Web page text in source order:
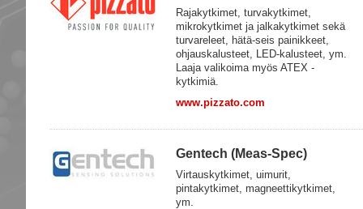
Rajakytkimet, turvakytkimet,
mikrokytkimet ja jalkakytkimet sekä
turvareleet, hätä-seis painikkeet,
ohjauskalusteet, LED-kalusteet, ym.
Laaja valikoima myös ATEX -
kytkimiä.
www.pizzato.com
Gentech (Meas-Spec)
Virtauskytkimet, uimurit,
pintakytkimet, magneettikytkimet,
ym.